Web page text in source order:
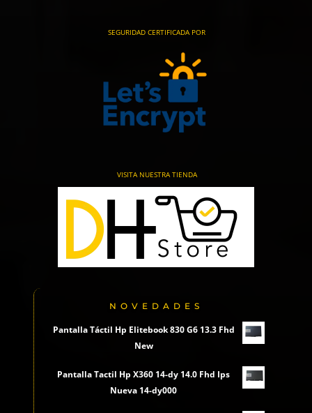
SEGURIDAD CERTIFICADA POR
VISITA NUESTRA TIENDA
NOVEDADES
Pantalla Táctil Hp Elitebook 830 G6 13.3 Fhd
New
Pantalla Tactil Hp X360 14-dy 14.0 Fhd Ips
Nueva 14-dy000